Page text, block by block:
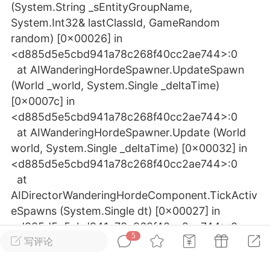
大人
Lv.8
02-10 15:45
电脑端 其他&工具
卖挂
禁止发布联机可用的作弊模组，
单机辅助引流私下售卖服务器外挂！
作弊模组的发布规范近期收到一些信息
作弊模组在联机服务器使用,为了维护游
环境，中文网特此发布以下声明，规范
模组的发布行为：1. *...
汉
72 2.22w
大人
Lv.8
写评论
5
(System.String _sEntityGroupName,
System.Int32& lastClassId, GameRandom
random) [0x00026] in
<d885d5e5cbd941a78c268f40cc2ae744>:0
at AIWanderingHordeSpawner.UpdateSpawn
(World _world, System.Single _deltaTime)
[0x0007c] in
<d885d5e5cbd941a78c268f40cc2ae744>:0
at AIWanderingHordeSpawner.Update (World
world, System.Single _deltaTime) [0x00032] in
<d885d5e5cbd941a78c268f40cc2ae744>:0
at
AIDirectorWanderingHordeComponent.TickActiv
eSpawns (System.Single dt) [0x00027] in
<d885d5e5cbd941a78c268f40cc2ae744>:0
at AIDirectorWanderingHordeComponent.Tick